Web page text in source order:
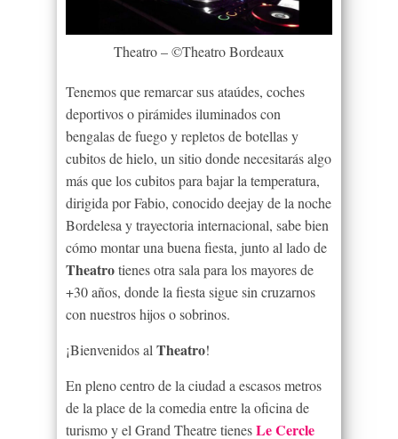
Theatro – ©Theatro Bordeaux
Tenemos que remarcar sus ataúdes, coches
deportivos o pirámides iluminados con
bengalas de fuego y repletos de botellas y
cubitos de hielo, un sitio donde necesitarás algo
más que los cubitos para bajar la temperatura,
dirigida por Fabio, conocido deejay de la noche
Bordelesa y trayectoria internacional, sabe bien
cómo montar una buena fiesta, junto al lado de
Theatrotienes otra sala para los mayores de
+30 años, donde la fiesta sigue sin cruzarnos
con nuestros hijos o sobrinos.
¡Bienvenidos al Theatro!
En pleno centro de la ciudad a escasos metros
de la placede la comedia entre la oficina de
turismo y el Grand Theatre tienesLe Cercle